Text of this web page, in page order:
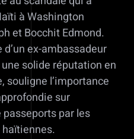
à Washington
et Bocchit Edmond.
ex-ambassadeur
solide réputation en
souligne l’importance
sur
par les